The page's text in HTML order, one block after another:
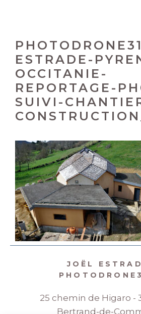
ESTRADE-
OCCITANIE-
REPORTAGE-
SUIVI-
JOËL
25 chemin de Higaro -
Bertrand-de-